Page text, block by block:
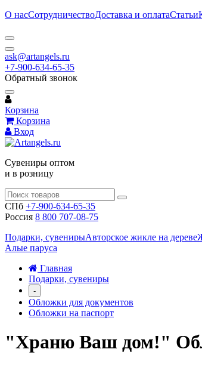
О насСотрудничествоДоставка и оплатаСтатьи
ask@artangels.ru
+7-900-634-65-35
Обратный звонок
Корзина
Корзина
Вход
Сувениры оптом
и в розницу
СПб +7-900-634-65-35
Россия 8 800 707-08-75
Подарки, сувенирыАвторское жикле на дереве
Алые паруса
Главная
Подарки, сувениры
-
Обложки для документов
Обложки на паспорт
"Храню Ваш дом!"